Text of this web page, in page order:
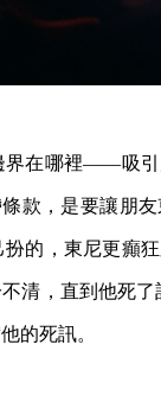
界在哪裡——吸
款，是要讓朋
的，東尼更癲
清，直到他死
的死訊。